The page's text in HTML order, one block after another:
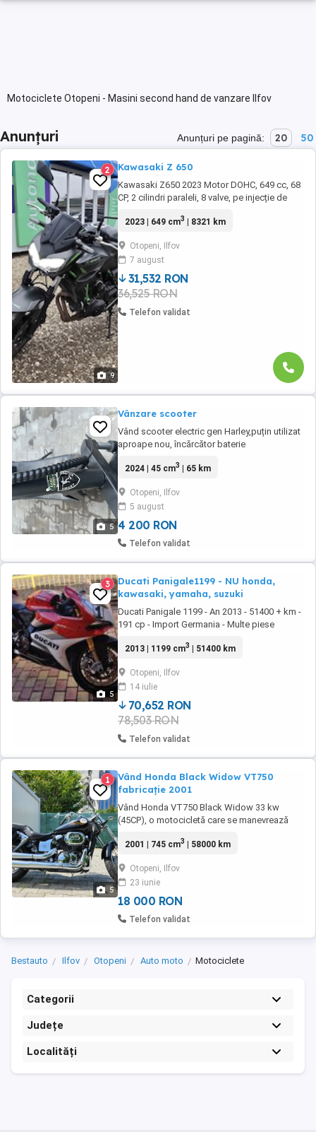
Motociclete Otopeni - Masini second hand de vanzare Ilfov
Anunțuri Anunțuri pe pagină: 20 50
9
2 Kawasaki Z 650
Kawasaki Z650 2023 Motor DOHC, 649 cc, 68
CP, 2 cilindri paraleli, 8 valve, pe injecție de
Nm la 6700 rpm Raport compresie 10.8:1
ABS Transmisie pe lanț Frână față cu 2
discuri semiflotante de 300 mm, etriere cu 2 ...
2023 | 649 cm3 | 8321 km
Otopeni, Ilfov
7 august
31,532 RON
36,525 RON
Telefon validat
5
Vânzare scooter
Vând scooter electric gen Harley,puțin utilizat
aproape nou, încărcător baterie
2024 | 45 cm3 | 65 km
Otopeni, Ilfov
5 august
4 200 RON
Telefon validat
5
3
Ducati Panigale1199 - NU honda,
kawasaki, yamaha, suzuki
Ducati Panigale 1199 - An 2013 - 51400 + km -
191 cp - Import Germania - Multe piese
2013 | 1199 cm3 | 51400 km
Otopeni, Ilfov
14 iulie
70,652 RON
78,503 RON
Telefon validat
5
1
Vând Honda Black Widow VT750
fabricație 2001
Vând Honda VT750 Black Widow 33 kw
(45CP), o motocicletă care se manevrează
valabil 16.05.2026, kit de lanț nou, simeringuri
din piele naturală, accesorii, sissy bar. Acum
are 58.000 km, este ținută la garaj. ...
2001 | 745 cm3 | 58000 km
Otopeni, Ilfov
23 iunie
18 000 RON
Telefon validat
Bestauto Ilfov Otopeni Auto moto Motociclete
Categorii
Județe
Localități